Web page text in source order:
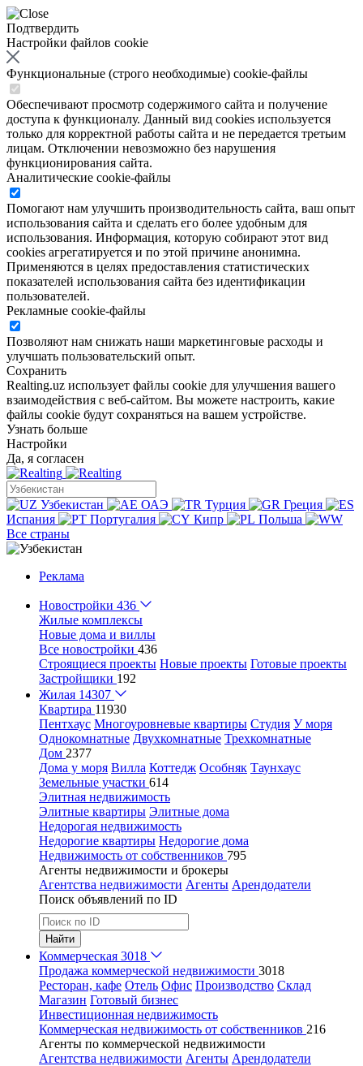
Подтвердить
Настройки файлов cookie
Функциональные (строго необходимые) cookie-файлы
Обеспечивают просмотр содержимого сайта и получение
доступа к функционалу. Данный вид cookies используется
только для корректной работы сайта и не передается третьим
лицам. Отключении невозможно без нарушения
функционирования сайта.
Аналитические cookie-файлы
Помогают нам улучшить производительность сайта, ваш опыт
использования сайта и сделать его более удобным для
использования. Информация, которую собирают этот вид
cookies агрегатируется и по этой причине анонимна.
Применяются в целях предоставления статистических
показателей использования сайта без идентификации
пользователей.
Рекламные cookie-файлы
Позволяют нам снижать наши маркетинговые расходы и
улучшать пользовательский опыт.
Сохранить
Realting.uz использует файлы cookie для улучшения вашего
взаимодействия с веб-сайтом. Вы можете настроить, какие
файлы cookie будут сохраняться на вашем устройстве.
Узнать больше
Настройки
Да, я согласен
Узбекистан ОАЭ Турция
Греция
Испания
Португалия Кипр
Польша
Все страны
Реклама
Новостройки 436
Жилые комплексы
Новые дома и виллы
Все новостройки 436
Строящиеся проекты Новые проекты Готовые проекты
Застройщики 192
Жилая 14307
Квартира 11930
Пентхаус Многоуровневые квартиры Студия У моря
Однокомнатные Двухкомнатные Трехкомнатные
Дом 2377
Дома у моря Вилла Коттедж Особняк Таунхаус
Земельные участки 614
Элитная недвижимость
Элитные квартиры Элитные дома
Недорогая недвижимость
Недорогие квартиры Недорогие дома
Недвижимость от собственников 795
Агенты недвижимости и брокеры
Агентства недвижимости Агенты Арендодатели
Поиск объявлений по ID
Найти
Коммерческая 3018
Продажа коммерческой недвижимости 3018
Ресторан, кафе Отель Офис Производство Склад
Магазин Готовый бизнес
Инвестиционная недвижимость
Коммерческая недвижимость от собственников 216
Агенты по коммерческой недвижимости
Агентства недвижимости Агенты Арендодатели